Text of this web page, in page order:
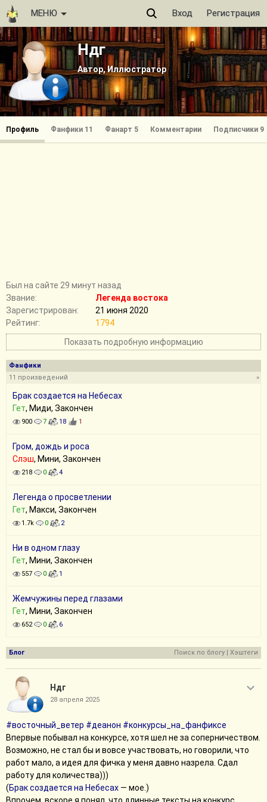
МЕНЮ Вход Регистрация
Ндг
Автор, Иллюстратор
Профиль Фанфики 11 Фанарт 5 Комментарии Подписчики 9
Был на сайте 29 минут назад
Звание:
Легенда востока
Зарегистрирован:
21 июня 2020
Рейтинг:
1794
Показать подробную информацию
Фанфики
11 произведений
»
Брак создается на Небесах
Гет, Миди, Закончен
900 7 18 1
Гром, дождь и роса
Слэш, Мини, Закончен
218 0 4
Легенда о просветлении
Гет, Макси, Закончен
1.7k 0 2
Ни в одном глазу
Гет, Мини, Закончен
557 0 1
Жемчужины перед глазами
Гет, Мини, Закончен
652 0 6
Блог Поиск по блогу | Хэштеги
Ндг
28 апреля 2025
#восточный_ветер #деанон #конкурсы_на_фанфиксе
Впервые побывал на конкурсе, хотя шел не за соперничеством.
Возможно, не стал бы и вовсе участвовать, но говорили, что
работ мало, а идея для фичка у меня давно назрела. Сдал
работу для количества)))
(Брак создается на Небесах — мое.)